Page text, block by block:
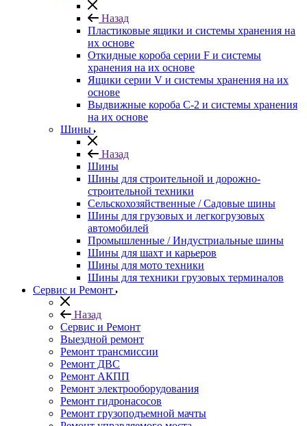
Назад
Пластиковые ящики и системы хранения на
их основе
Откидные короба серии F и системы
хранения на их основе
Ящики серии V и системы хранения на их
основе
Выдвижные короба С-2 и системы хранения
на их основе
Шины
Назад
Шины
Шины для строительной и дорожно-
строительной техники
Сельскохозяйственные / Садовые шины
Шины для грузовых и легкогрузовых
автомобилей
Промышленные / Индустриальные шины
Шины для шахт и карьеров
Шины для мото техники
Шины для техники грузовых терминалов
Сервис и Ремонт
Назад
Сервис и Ремонт
Выездной ремонт
Ремонт трансмиссии
Ремонт ДВС
Ремонт АКПП
Ремонт электрооборудования
Ремонт гидронасосов
Ремонт грузоподъемной мачты